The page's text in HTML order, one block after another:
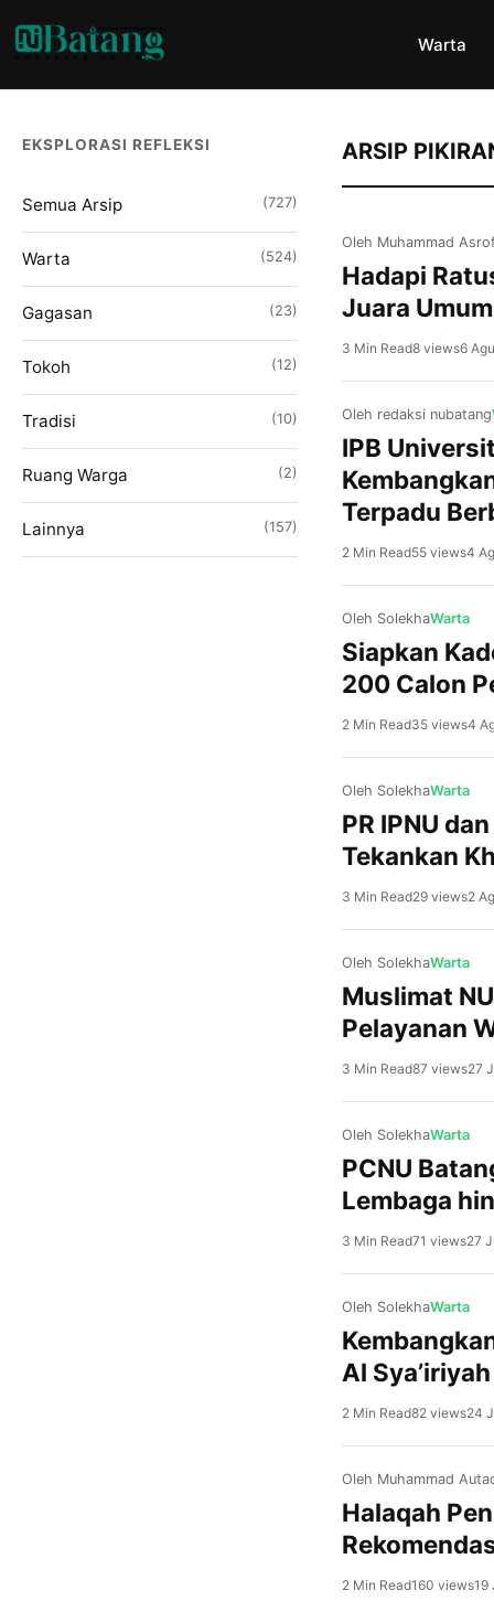
Warta
EKSPLORASI REFLEKSI
Semua Arsip (727)
Warta (524)
Gagasan (23)
Tokoh (12)
Tradisi (10)
Ruang Warga (2)
Lainnya (157)
ARSIP
Oleh Muhammad
Hadapi
Juara
3 Min Read8 views6
Oleh redaksi nubatang
IPB
Terpadu
2 Min Read55 views4
Oleh SolekhaWarta
Siapkan
200 Calon
2 Min Read35 views4
Oleh SolekhaWarta
PR IPNU
Tekankan
3 Min Read29 views2
Oleh SolekhaWarta
Muslimat
Pelayanan
3 Min Read87 views27
Oleh SolekhaWarta
PCNU
Lembaga
3 Min Read71 views27
Oleh SolekhaWarta
Al
2 Min Read82 views24
Oleh Muhammad
Halaqah
2 Min Read160 views19